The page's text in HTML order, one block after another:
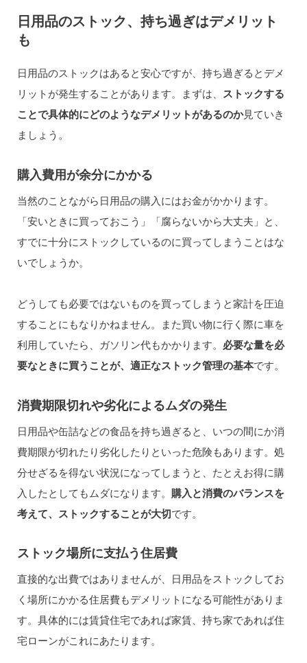
日用品のストック、持ち過ぎはデメリット
も
日用品のストックはあると安心ですが、持ち過ぎるとデメ
リットが発生することがあります。まずは、 ストックする
ことで具体的にどのようなデメリットがあるのか見ていき
ましょう。
購入費用が余分にかかる
当然のことながら日用品の購入にはお金がかかります。
「安いときに買っておこう」「腐らないから大丈夫」と、
すでに十分にストックしているのに買ってしまうことはな
いでしょうか。
どうしても必要ではないものを買ってしまうと家計を圧迫
することにもなりかねません。また買い物に行く際に車を
利用していたら、ガソリン代もかかります。 必要な量を必
要なときに買うことが、適正なストック管理の基本です。
消費期限切れや劣化によるムダの発生
日用品や缶詰などの食品を持ち過ぎると、いつの間にか消
費期限が切れたり劣化したりといった危険もあります。処
分せざるを得ない状況になってしまうと、たとえお得に購
入したとしてもムダになります。 購入と消費のバランスを
考えて、ストックすることが大切です。
ストック場所に支払う住居費
直接的な出費ではありませんが、日用品をストックしてお
く場所にかかる住居費もデメリットになる可能性がありま
す。具体的には賃貸住宅であれば家賃、持ち家であれば住
宅ローンがこれにあたります。